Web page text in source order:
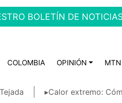
BOLETÍN DE
COLOMBIA OPINIÓN MTN
▸Calor extremo: